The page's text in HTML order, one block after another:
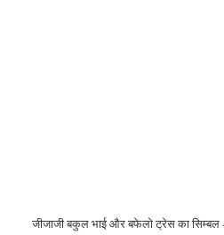
जीजाजी बकुल भाई और बफेलो ट्रेस का सिम्बल